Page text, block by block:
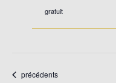
gratuit
Évènements
précédents